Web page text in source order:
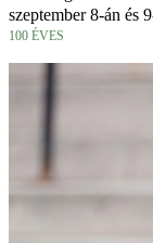
szeptember 8-án és
100 ÉVES